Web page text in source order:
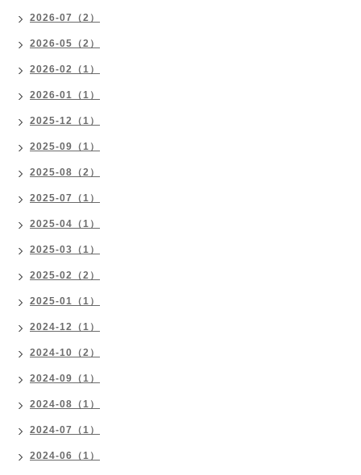
2026-07（2）
2026-05（2）
2026-02（1）
2026-01（1）
2025-12（1）
2025-09（1）
2025-08（2）
2025-07（1）
2025-04（1）
2025-03（1）
2025-02（2）
2025-01（1）
2024-12（1）
2024-10（2）
2024-09（1）
2024-08（1）
2024-07（1）
2024-06（1）